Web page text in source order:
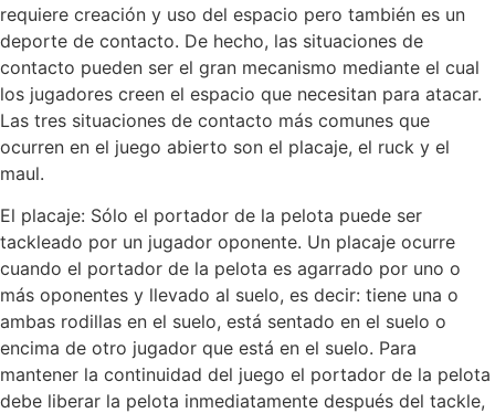
requiere creación y uso del espacio pero también es un
deporte de contacto. De hecho, las situaciones de
contacto pueden ser el gran mecanismo mediante el cual
los jugadores creen el espacio que necesitan para atacar.
Las tres situaciones de contacto más comunes que
ocurren en el juego abierto son el placaje, el ruck y el
maul.
El placaje: Sólo el portador de la pelota puede ser
tackleado por un jugador oponente. Un placaje ocurre
cuando el portador de la pelota es agarrado por uno o
más oponentes y llevado al suelo, es decir: tiene una o
ambas rodillas en el suelo, está sentado en el suelo o
encima de otro jugador que está en el suelo. Para
mantener la continuidad del juego el portador de la pelota
debe liberar la pelota inmediatamente después del tackle,